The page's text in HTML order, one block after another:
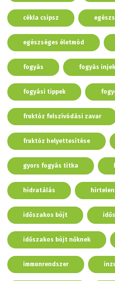
cékla csipsz
egészséges életmód
fogyás fogyás
fogyási tippek
fruktóz felszívódási zavar
fruktóz helyettesítése
gyors fogyás titka
hidratálás
időszakos böjt
időszakos böjt nőknek
immunrendszer